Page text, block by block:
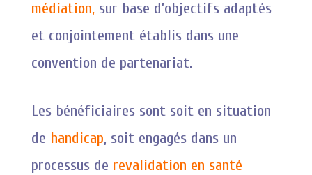
médiation,sur base d’objectifs adaptés
et conjointement établis dans une
convention de partenariat.
Les bénéficiaires sont soit en situation
de handicap, soit engagés dans un
processus de revalidation en santé